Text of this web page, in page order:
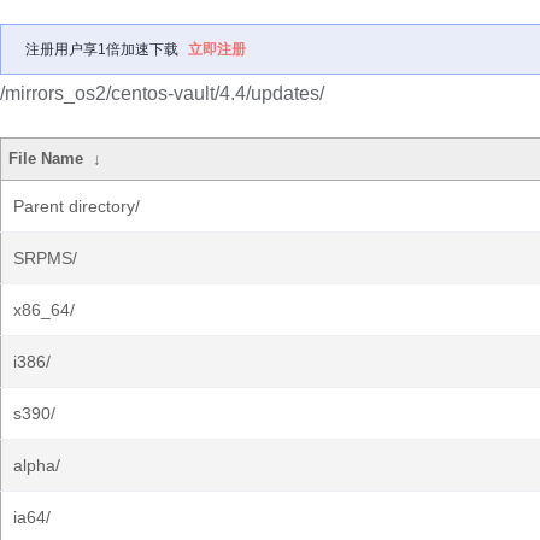
注册用户享1倍加速下载 立即注册
/mirrors_os2/centos-vault/4.4/updates/
File Name ↓
Parent directory/
SRPMS/
x86_64/
i386/
s390/
alpha/
ia64/